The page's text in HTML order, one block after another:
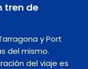
tren de
y Port
del mismo.
del viaje es